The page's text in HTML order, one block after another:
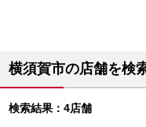
横須賀市の店舗を検
検索結果：4店舗